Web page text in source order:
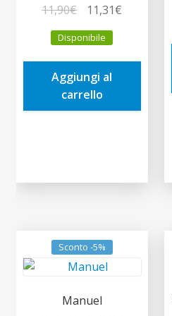
11,90€
prezzo
originale
era:
11,90€.
11,31€
è:
Disponibile
Aggiungi al
carrello
Sconto -5%
Manuel